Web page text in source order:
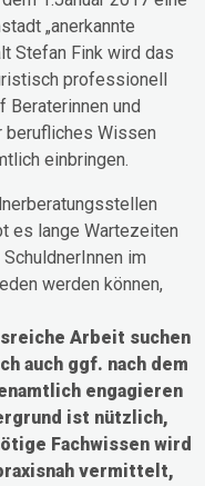
„anerkannte
Stefan Fink wird das
professionell
und
berufliches Wissen
einbringen.
es lange Wartezeiten
im
werden können,
Arbeit suchen
auch ggf. nach dem
engagieren
ist nützlich,
Fachwissen wird
vermittelt,